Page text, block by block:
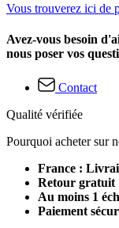
Vous trouverez ici de
Avez-vous besoin
nous poser vos
Contact
Qualité vérifiée
Pourquoi acheter sur
France :
Retour gratuit
Au moins 1
Paiement